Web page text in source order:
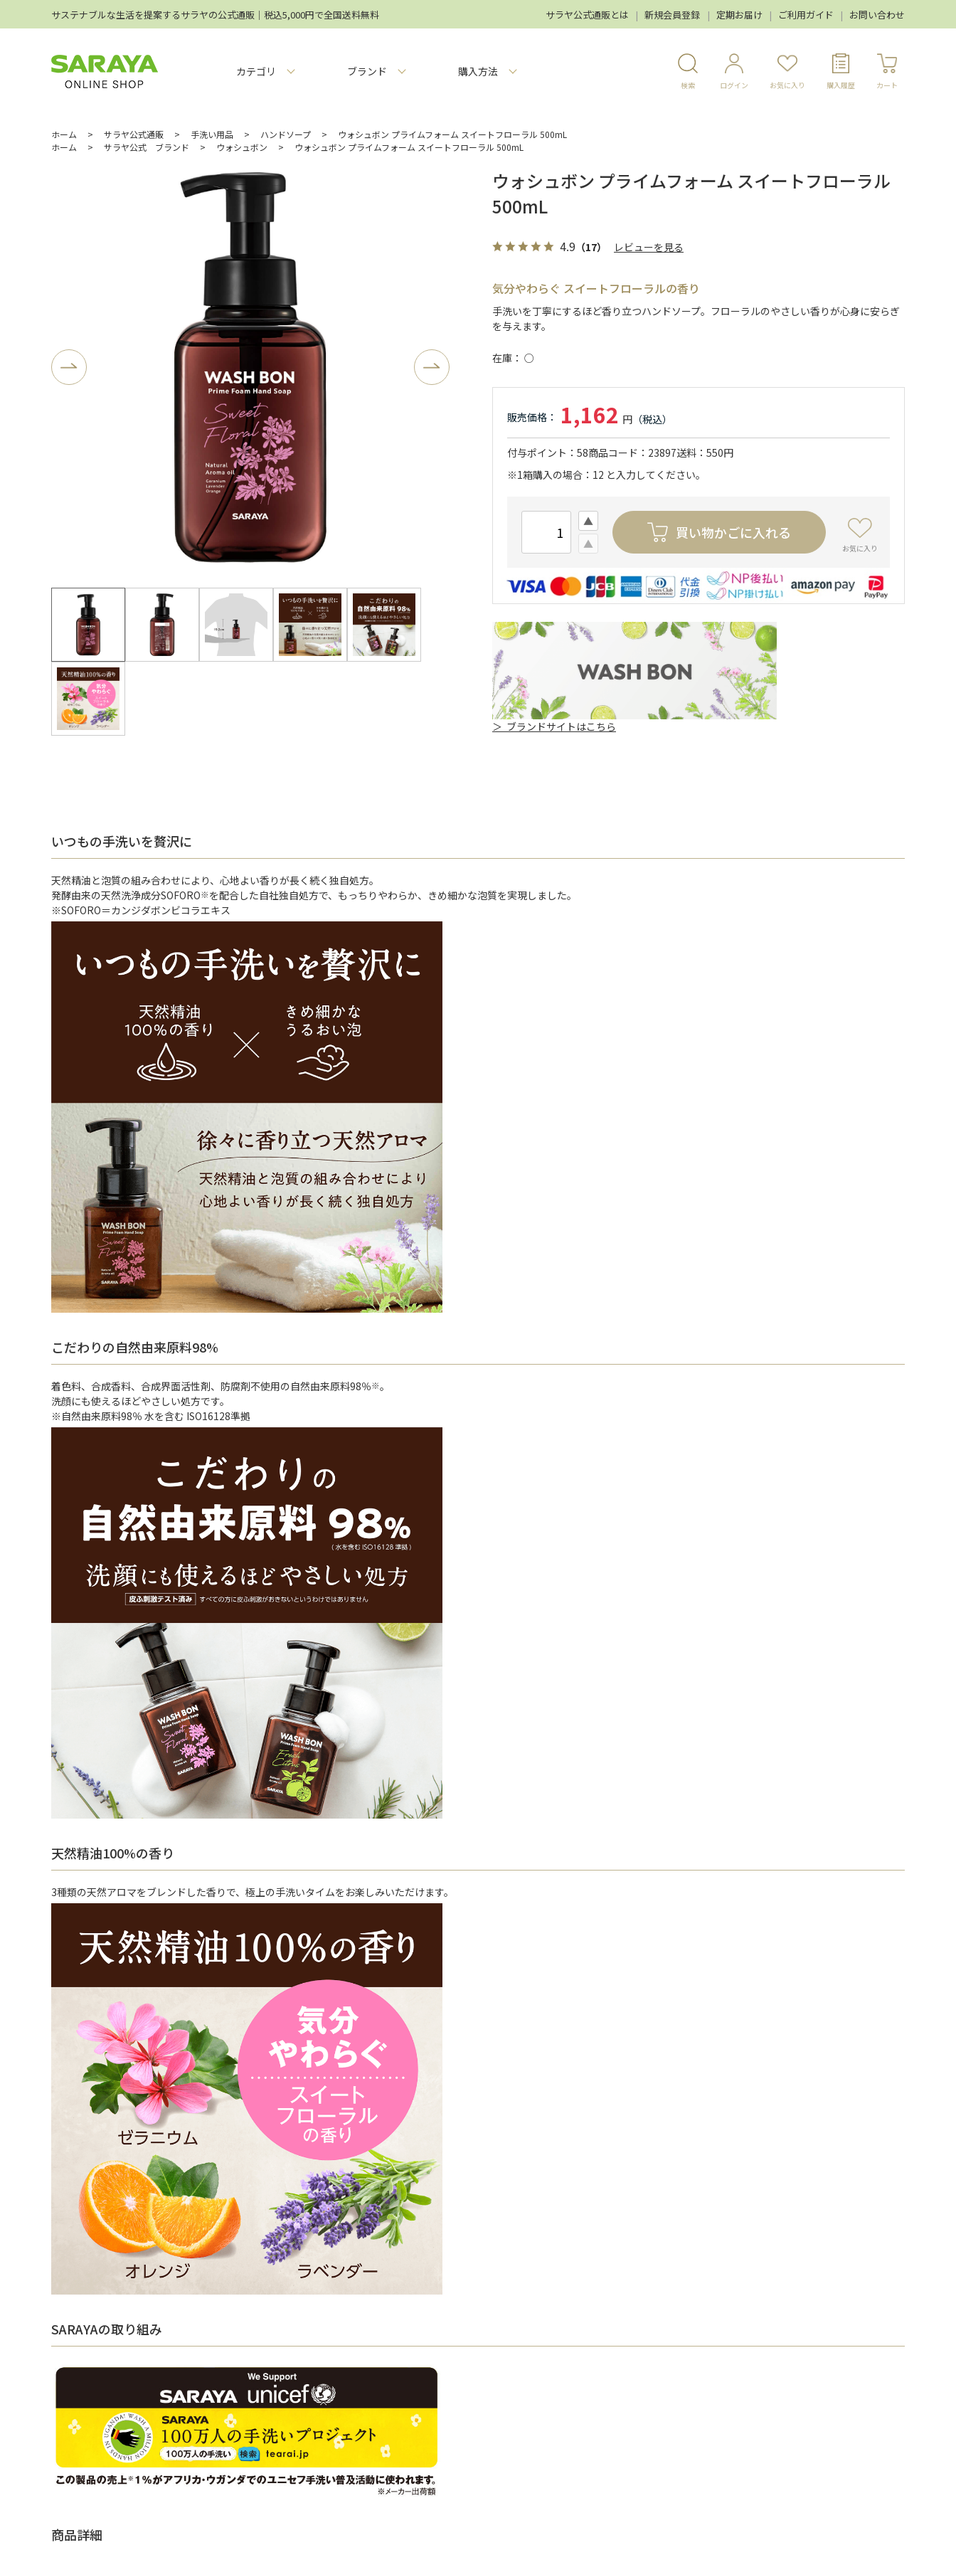
サステナブルな生活を提案するサラヤの公式通販│税込5,000円で全国送料無料 サラヤ公式通販とは 新規会員登録 定期お届け ご利用ガイド お問い合わせ
カテゴリ ブランド 購入方法
検索 ログイン お気に入り 購入履歴 カート
ホーム > サラヤ公式通販 > 手洗い用品 > ハンドソープ >
ウォシュボン プライムフォーム スイートフローラル 500mL
ホーム
> サラヤ公式 ブランド > ウォシュボン > ウォシュボン プライムフォーム スイートフローラル 500mL
ウォシュボン プライムフォーム スイートフローラル
500mL
4.9 （17） レビューを見る
気分やわらぐ スイートフローラルの香り
手洗いを丁寧にするほど香り立つハンドソープ。フローラルのやさしい香りが心身に安らぎ
を与えます。
在庫 ○
1,162
付与ポイント 58商品コード 23897送料
550円
※1箱購入の場合：12 と入力してください。
買い物かごに入れる
お気に入り
＞ ブランドサイトはこちら
いつもの手洗いを贅沢に
天然精油と泡質の組み合わせにより、心地よい香りが長く続く独自処方。
発酵由来の天然洗浄成分SOFORO※を配合した自社独自処方で、もっちりやわらか、きめ細かな泡質を実現しました。
※SOFORO＝カンジダボンビコラエキス
こだわりの自然由来原料98%
着色料、合成香料、合成界面活性剤、防腐剤不使用の自然由来原料98％※。
洗顔にも使えるほどやさしい処方です。
※自然由来原料98％ 水を含む ISO16128準拠
天然精油100%の香り
3種類の天然アロマをブレンドした香りで、極上の手洗いタイムをお楽しみいただけます。
SARAYAの取り組み
商品詳細